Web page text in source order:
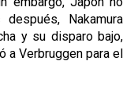
Nakamura
y su disparo bajo,
a Verbruggen para el